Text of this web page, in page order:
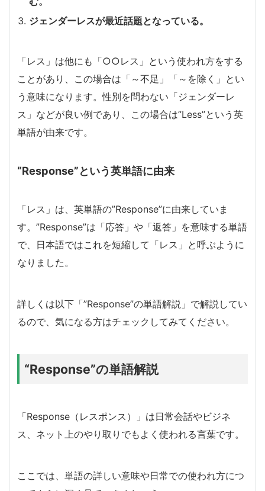
ジェンダーレスが最近話題となっている。
「レス」は他にも「○○レス」という使われ方をする
ことがあり、この場合は「～不足」「～を除く」とい
う意味になります。性別を問わない「ジェンダーレ
ス」などが良い例であり、この場合は”Less”という英
単語が由来です。
“Response”という英単語に由来
「レス」は、英単語の”Response”に由来していま
す。”Response”は「応答」や「返答」を意味する単語
で、日本語ではこれを短縮して「レス」と呼ぶように
なりました。
詳しくは以下「”Response”の単語解説」で解説してい
るので、気になる方はチェックしてみてください。
“Response”の単語解説
「Response（レスポンス）」は日常会話やビジネ
ス、ネット上のやり取りでもよく使われる言葉です。
ここでは、単語の詳しい意味や日常での使われ方につ